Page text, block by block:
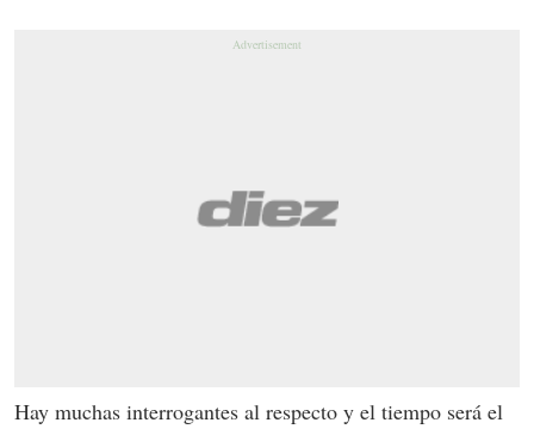
Hay muchas interrogantes al respecto y el tiempo será el